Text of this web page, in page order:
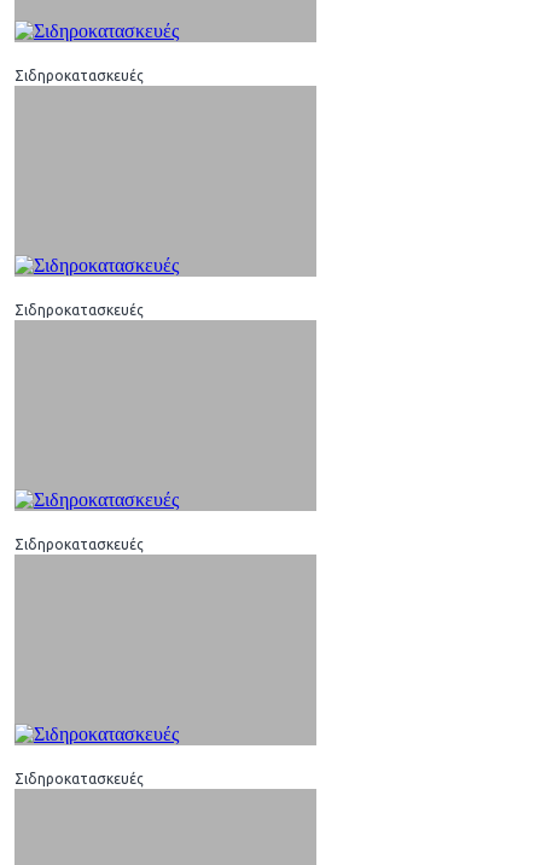
Σιδηροκατασκευές
Σιδηροκατασκευές
Σιδηροκατασκευές
Σιδηροκατασκευές